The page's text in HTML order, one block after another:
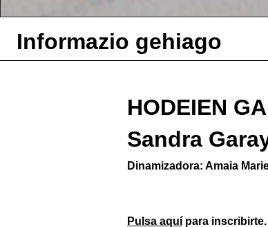
Informazio gehiago
HODEIEN
Sandra
Dinamizadora: Amaia
Pulsa aquí para inscribirte.